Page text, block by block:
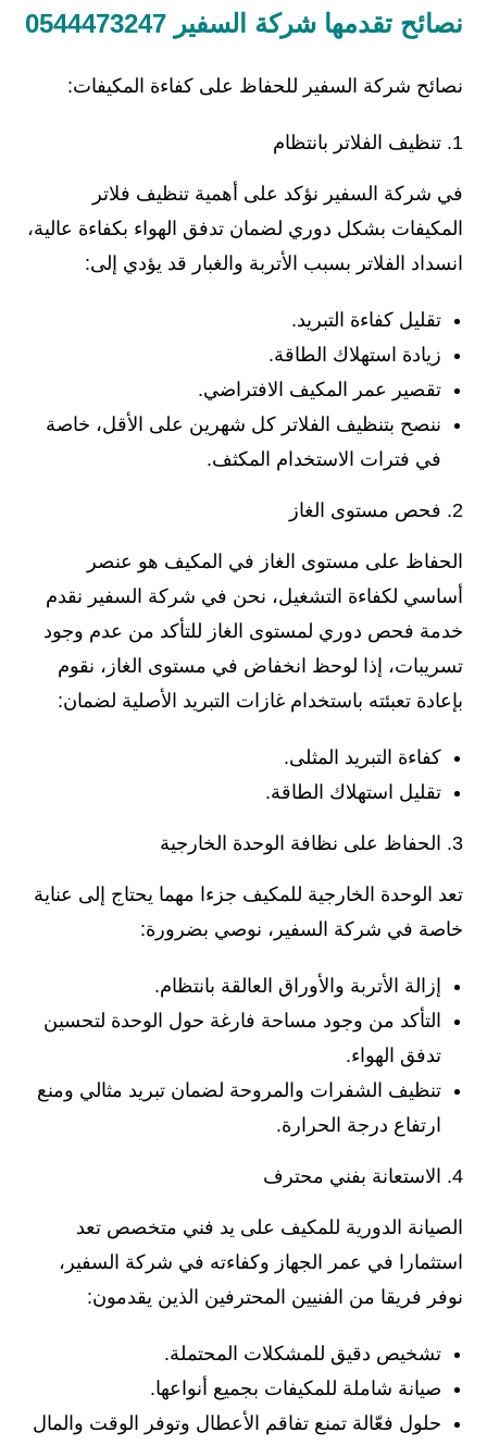
نصائح تقدمها شركة السفير 0544473247
نصائح شركة السفير للحفاظ على كفاءة المكيفات:
تنظيف الفلاتر بانتظام
في شركة السفير نؤكد على أهمية تنظيف فلاتر
المكيفات بشكل دوري لضمان تدفق الهواء بكفاءة عالية،
انسداد الفلاتر بسبب الأتربة والغبار قد يؤدي إلى:
تقليل كفاءة التبريد.
زيادة استهلاك الطاقة.
تقصير عمر المكيف الافتراضي.
ننصح بتنظيف الفلاتر كل شهرين على الأقل، خاصة
في فترات الاستخدام المكثف.
فحص مستوى الغاز
الحفاظ على مستوى الغاز في المكيف هو عنصر
أساسي لكفاءة التشغيل، نحن في شركة السفير نقدم
خدمة فحص دوري لمستوى الغاز للتأكد من عدم وجود
تسريبات، إذا لوحظ انخفاض في مستوى الغاز، نقوم
بإعادة تعبئته باستخدام غازات التبريد الأصلية لضمان:
كفاءة التبريد المثلى.
تقليل استهلاك الطاقة.
الحفاظ على نظافة الوحدة الخارجية
تعد الوحدة الخارجية للمكيف جزءا مهما يحتاج إلى عناية
خاصة في شركة السفير، نوصي بضرورة:
إزالة الأتربة والأوراق العالقة بانتظام.
التأكد من وجود مساحة فارغة حول الوحدة لتحسين
تدفق الهواء.
تنظيف الشفرات والمروحة لضمان تبريد مثالي ومنع
ارتفاع درجة الحرارة.
الاستعانة بفني محترف
الصيانة الدورية للمكيف على يد فني متخصص تعد
استثمارا في عمر الجهاز وكفاءته في شركة السفير،
نوفر فريقا من الفنيين المحترفين الذين يقدمون:
تشخيص دقيق للمشكلات المحتملة.
صيانة شاملة للمكيفات بجميع أنواعها.
حلول فعّالة تمنع تفاقم الأعطال وتوفر الوقت والمال